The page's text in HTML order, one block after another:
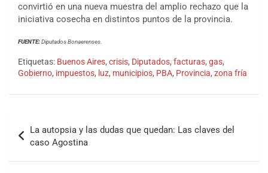
convirtió en una nueva muestra del amplio rechazo que la
iniciativa cosecha en distintos puntos de la provincia.
FUENTE:Diputados Bonaerenses.
Etiquetas: Buenos Aires, crisis, Diputados, facturas, gas,
Gobierno, impuestos, luz, municipios, PBA, Provincia, zona fría
La autopsia y las dudas que quedan: Las claves del
caso Agostina